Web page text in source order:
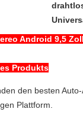
Android 9,5
Produkts
den besten
Plattform.